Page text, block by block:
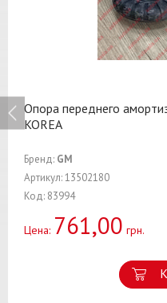
Опора переднего
KOREA
Бренд: GM
Артикул: 13502180
Код: 83994
Цена: 761,00 грн.